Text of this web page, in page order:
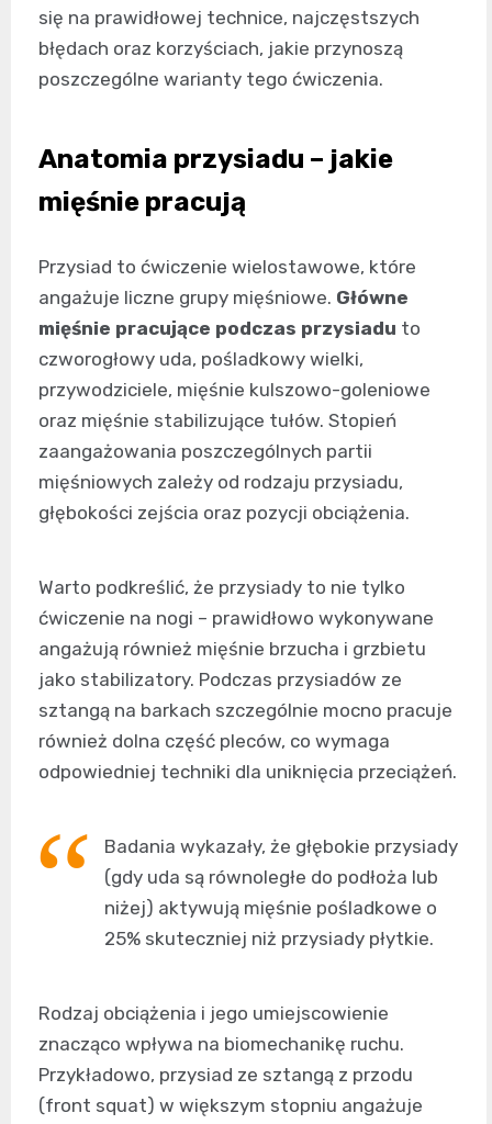
się na prawidłowej technice, najczęstszych
błędach oraz korzyściach, jakie przynoszą
poszczególne warianty tego ćwiczenia.
Anatomia przysiadu – jakie
mięśnie pracują
Przysiad to ćwiczenie wielostawowe, które
angażuje liczne grupy mięśniowe. Główne
mięśnie pracujące podczas przysiadu to
czworogłowy uda, pośladkowy wielki,
przywodziciele, mięśnie kulszowo-goleniowe
oraz mięśnie stabilizujące tułów. Stopień
zaangażowania poszczególnych partii
mięśniowych zależy od rodzaju przysiadu,
głębokości zejścia oraz pozycji obciążenia.
Warto podkreślić, że przysiady to nie tylko
ćwiczenie na nogi – prawidłowo wykonywane
angażują również mięśnie brzucha i grzbietu
jako stabilizatory. Podczas przysiadów ze
sztangą na barkach szczególnie mocno pracuje
również dolna część pleców, co wymaga
odpowiedniej techniki dla uniknięcia przeciążeń.
Badania wykazały, że głębokie przysiady
(gdy uda są równoległe do podłoża lub
niżej) aktywują mięśnie pośladkowe o
25% skuteczniej niż przysiady płytkie.
Rodzaj obciążenia i jego umiejscowienie
znacząco wpływa na biomechanikę ruchu.
Przykładowo, przysiad ze sztangą z przodu
(front squat) w większym stopniu angażuje